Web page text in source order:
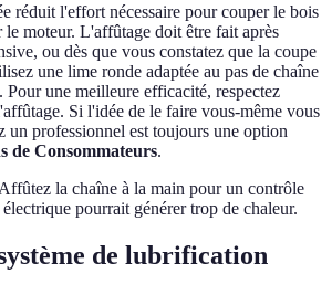
réduit l'effort nécessaire pour couper le bois
le moteur. L'affûtage doit être fait après
ou dès que vous constatez que la coupe
une lime ronde adaptée au pas de chaîne
Pour une meilleure efficacité, respectez
Si l'idée de le faire vous-même vous
un professionnel est toujours une option
de Consommateurs.
Affûtez la chaîne à la main pour un contrôle
pourrait générer trop de chaleur.
de lubrification